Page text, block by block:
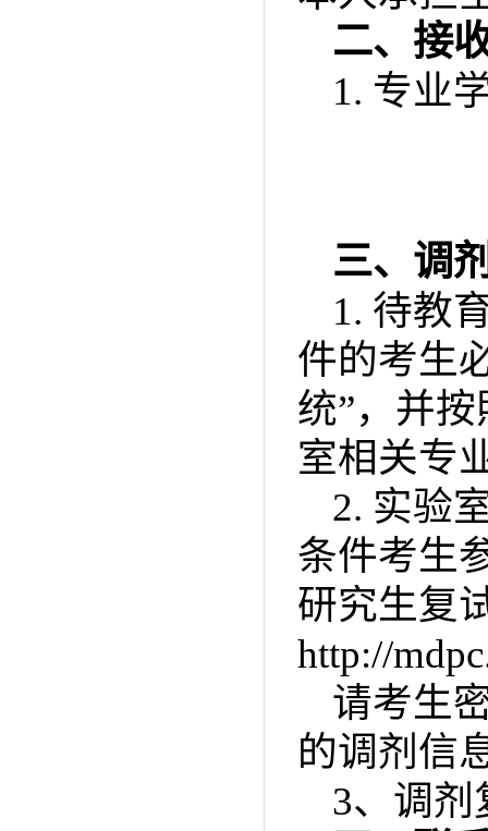
二、接
1. 专业
三、调
1. 待教
件的考生
统”，并
室相关专
2. 实验
条件考生
研究生复
http://
请考生
的调剂信
3、调剂